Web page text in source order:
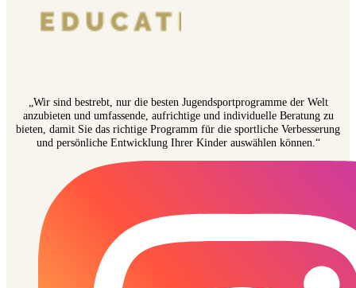
„Wir sind bestrebt, nur die besten Jugendsportprogramme der Welt
anzubieten und umfassende, aufrichtige und individuelle Beratung zu
bieten, damit Sie das richtige Programm für die sportliche Verbesserung
und persönliche Entwicklung Ihrer Kinder auswählen können.“